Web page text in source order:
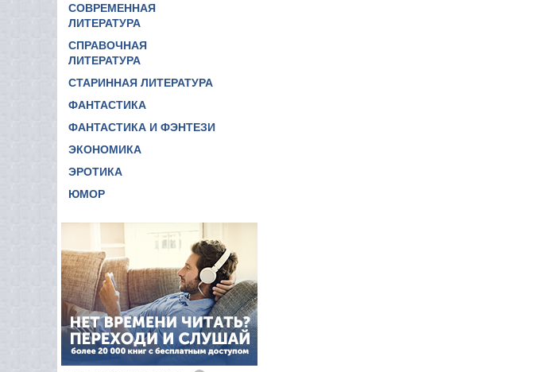
СОВРЕМЕННАЯ
ЛИТЕРАТУРА
СПРАВОЧНАЯ
ЛИТЕРАТУРА
СТАРИННАЯ ЛИТЕРАТУРА
ФАНТАСТИКА
ФАНТАСТИКА И ФЭНТЕЗИ
ЭКОНОМИКА
ЭРОТИКА
ЮМОР